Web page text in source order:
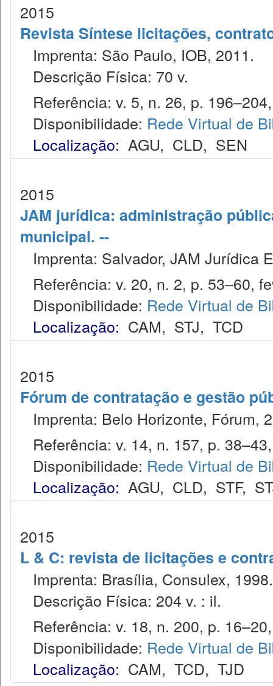
2015
Revista Síntese licitações,
Imprenta: São Paulo, IOB, 2011.
Descrição Física: 70 v.
Referência: v. 5, n. 26, p.
Disponibilidade: Rede Virtual de
Localização: AGU, CLD, SEN
2015
JAM jurídica: administração
municipal. --
Imprenta: Salvador, JAM Jurídica
Referência: v. 20, n. 2, p. 53–60,
Disponibilidade: Rede Virtual de
Localização: CAM, STJ, TCD
2015
Fórum de contratação e gestão
Imprenta: Belo Horizonte, Fórum,
Referência: v. 14, n. 157, p.
Disponibilidade: Rede Virtual de
Localização: AGU, CLD, STF,
2015
L & C: revista de licitações e
Imprenta: Brasília, Consulex, 1998.
Descrição Física: 204 v. : il.
Referência: v. 18, n. 200, p.
Disponibilidade: Rede Virtual de
Localização: CAM, TCD, TJD